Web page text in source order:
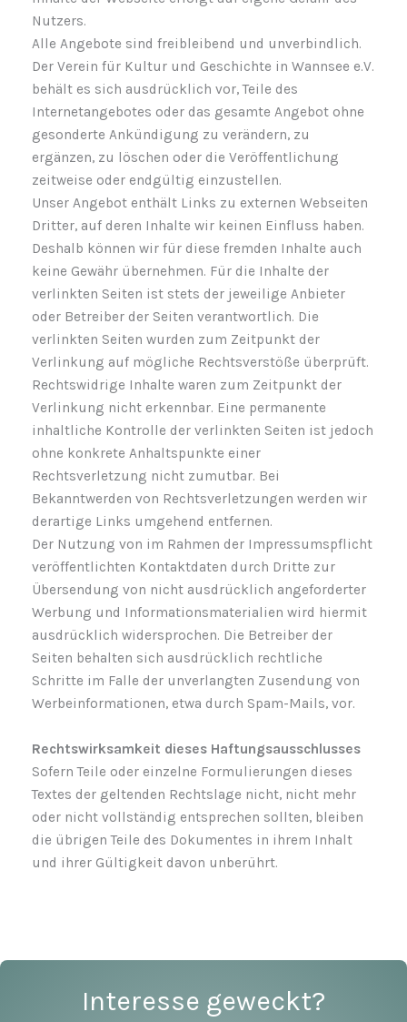
Nutzers.
Alle Angebote sind freibleibend und unverbindlich.
Der Verein für Kultur und Geschichte in Wannsee e.V.
behält es sich ausdrücklich vor, Teile des
Internetangebotes oder das gesamte Angebot ohne
gesonderte Ankündigung zu verändern, zu
ergänzen, zu löschen oder die Veröffentlichung
zeitweise oder endgültig einzustellen.
Unser Angebot enthält Links zu externen Webseiten
Dritter, auf deren Inhalte wir keinen Einfluss haben.
Deshalb können wir für diese fremden Inhalte auch
keine Gewähr übernehmen. Für die Inhalte der
verlinkten Seiten ist stets der jeweilige Anbieter
oder Betreiber der Seiten verantwortlich. Die
verlinkten Seiten wurden zum Zeitpunkt der
Verlinkung auf mögliche Rechtsverstöße überprüft.
Rechtswidrige Inhalte waren zum Zeitpunkt der
Verlinkung nicht erkennbar. Eine permanente
inhaltliche Kontrolle der verlinkten Seiten ist jedoch
ohne konkrete Anhaltspunkte einer
Rechtsverletzung nicht zumutbar. Bei
Bekanntwerden von Rechtsverletzungen werden wir
derartige Links umgehend entfernen.
Der Nutzung von im Rahmen der Impressumspflicht
veröffentlichten Kontaktdaten durch Dritte zur
Übersendung von nicht ausdrücklich angeforderter
Werbung und Informationsmaterialien wird hiermit
ausdrücklich widersprochen. Die Betreiber der
Seiten behalten sich ausdrücklich rechtliche
Schritte im Falle der unverlangten Zusendung von
Werbeinformationen, etwa durch Spam-Mails, vor.
Rechtswirksamkeit dieses Haftungsausschlusses
Sofern Teile oder einzelne Formulierungen dieses
Textes der geltenden Rechtslage nicht, nicht mehr
oder nicht vollständig entsprechen sollten, bleiben
die übrigen Teile des Dokumentes in ihrem Inhalt
und ihrer Gültigkeit davon unberührt.
Interesse geweckt?